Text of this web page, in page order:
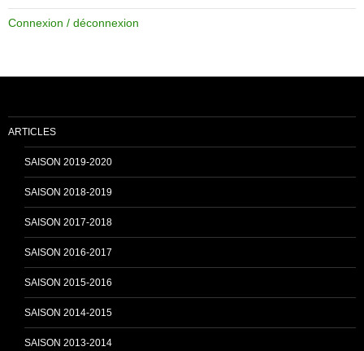
o
h
Connexion / déconnexion
ARTICLES
SAISON 2019-2020
SAISON 2018-2019
SAISON 2017-2018
SAISON 2016-2017
SAISON 2015-2016
SAISON 2014-2015
SAISON 2013-2014